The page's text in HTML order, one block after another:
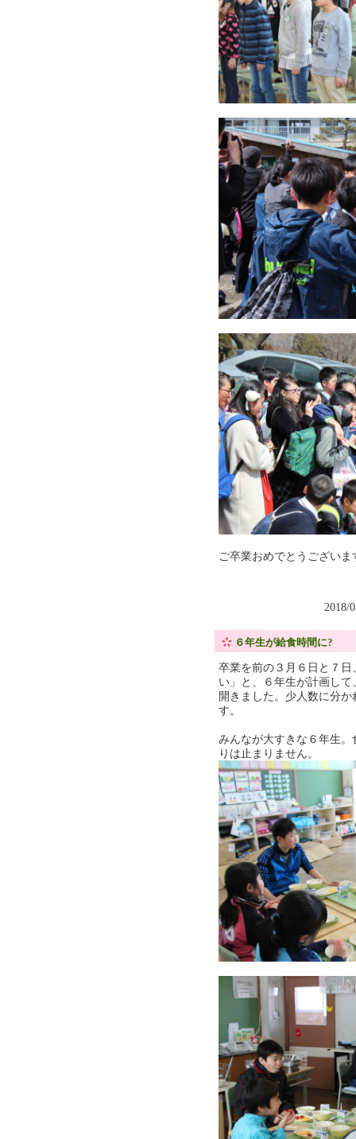
ご卒業おめでとうございま
2018/
６年生が給食時間に?
卒業を前の３月６日と７
い」と、６年生が計画し
開きました。少人数に分
す。
みんなが大すきな６年生
りは止まりません。